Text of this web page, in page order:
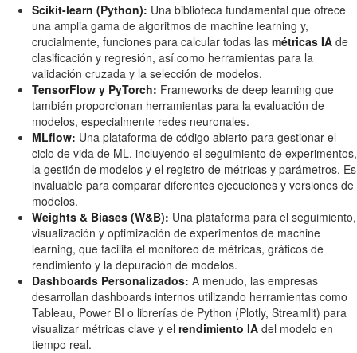
Scikit-learn (Python): Una biblioteca fundamental que ofrece
una amplia gama de algoritmos de machine learning y,
crucialmente, funciones para calcular todas las métricas IA de
clasificación y regresión, así como herramientas para la
validación cruzada y la selección de modelos.
TensorFlow y PyTorch: Frameworks de deep learning que
también proporcionan herramientas para la evaluación de
modelos, especialmente redes neuronales.
MLflow: Una plataforma de código abierto para gestionar el
ciclo de vida de ML, incluyendo el seguimiento de experimentos,
la gestión de modelos y el registro de métricas y parámetros. Es
invaluable para comparar diferentes ejecuciones y versiones de
modelos.
Weights & Biases (W&B): Una plataforma para el seguimiento,
visualización y optimización de experimentos de machine
learning, que facilita el monitoreo de métricas, gráficos de
rendimiento y la depuración de modelos.
Dashboards Personalizados: A menudo, las empresas
desarrollan dashboards internos utilizando herramientas como
Tableau, Power BI o librerías de Python (Plotly, Streamlit) para
visualizar métricas clave y el rendimiento IA del modelo en
tiempo real.